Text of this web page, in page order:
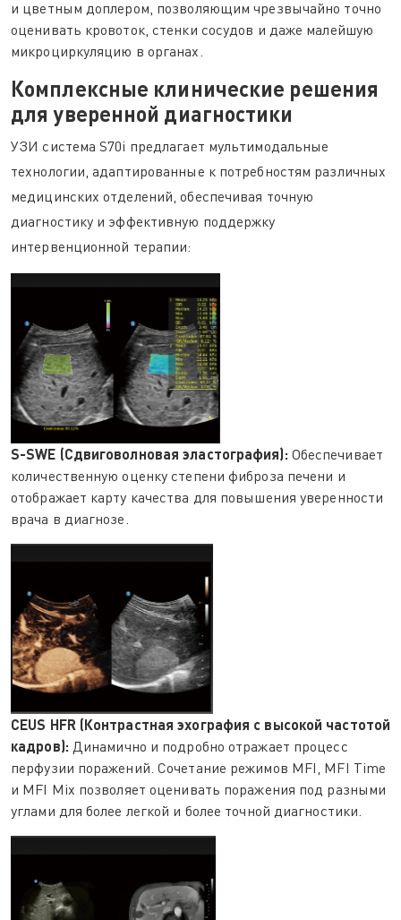
и цветным доплером, позволяющим чрезвычайно точно
оценивать кровоток, стенки сосудов и даже малейшую
микроциркуляцию в органах.
Комплексные клинические решения
для уверенной диагностики
УЗИ система S70i предлагает мультимодальные
технологии, адаптированные к потребностям различных
медицинских отделений, обеспечивая точную
диагностику и эффективную поддержку
интервенционной терапии:
S-SWE (Сдвиговолновая эластография): Обеспечивает
количественную оценку степени фиброза печени и
отображает карту качества для повышения уверенности
врача в диагнозе.
CEUS HFR (Контрастная эхография с высокой частотой
кадров): Динамично и подробно отражает процесс
перфузии поражений. Сочетание режимов MFI, MFI Time
и MFI Mix позволяет оценивать поражения под разными
углами для более легкой и более точной диагностики.